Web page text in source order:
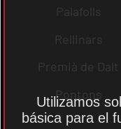
Palafolls
Rellinars
Premià de Dalt
Pontons
Utilizamos
básica para el